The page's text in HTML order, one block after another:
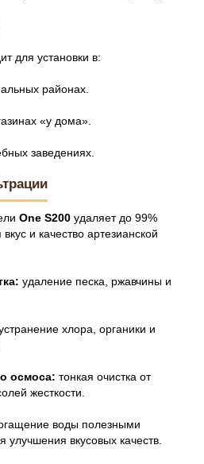
для установки в:
районах.
«у дома».
заведениях.
One S200 удаляет до 99%
и качество артезианской
удаление песка, ржавчины и
хлора, органики и
осмоса: тонкая очистка от
жесткости.
воды полезными
вкусовых качеств.